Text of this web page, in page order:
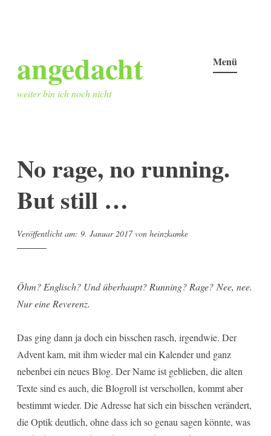
springen
angedacht
weiter bin ich noch nicht
Menü
No rage, no running.
But still …
Veröffentlicht am: 9. Januar 2017von heinzkamke
Öhm? Englisch? Und überhaupt? Running? Rage? Nee, nee.
Nur eine Reverenz.
Das ging dann ja doch ein bisschen rasch, irgendwie. Der
Advent kam, mit ihm wieder mal ein Kalender und ganz
nebenbei ein neues Blog. Der Name ist geblieben, die alten
Texte sind es auch, die Blogroll ist verschollen, kommt aber
bestimmt wieder. Die Adresse hat sich ein bisschen verändert,
die Optik deutlich, ohne dass ich so genau sagen könnte, was